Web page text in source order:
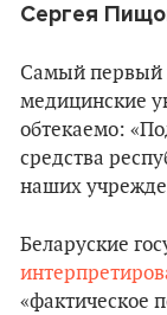
Сергея
Самый первый
медицинские
обтекаемо:
средства
наших
Беларуские
«фактическое